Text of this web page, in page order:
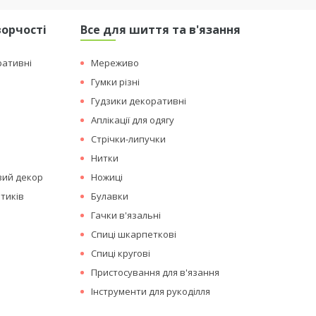
декор
Все для шиття та в'язання
Мереживо
Гумки різні
Гудзики декоративні
Аплікації для одягу
Стрічки-липучки
Нитки
Ножиці
Булавки
Гачки в'язальні
Спиці шкарпеткові
Спиці кругові
Пристосування для в'язання
Інструменти для рукоділля